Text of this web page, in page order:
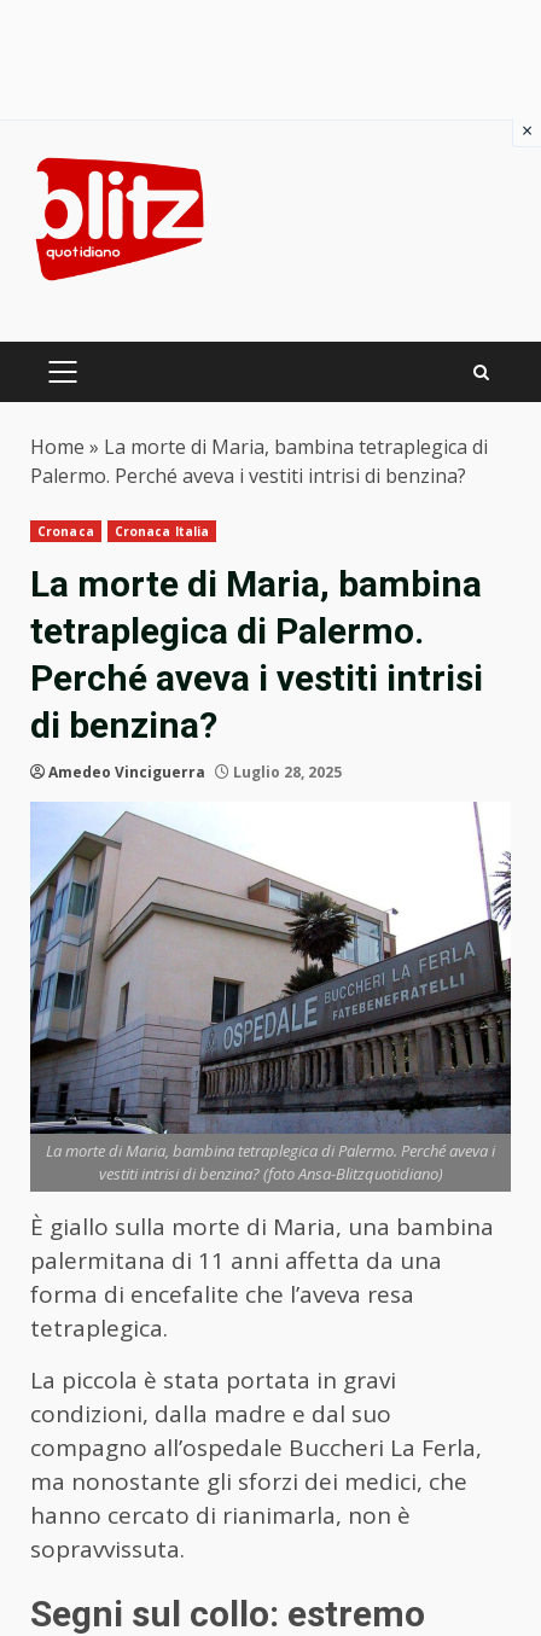
content
PRIMARY
Home » La morte di Maria, bambina tetraplegica di
Palermo. Perché aveva i vestiti intrisi di benzina?
Cronaca Cronaca Italia
La morte di Maria, bambina
tetraplegica di Palermo.
Perché aveva i vestiti intrisi
di benzina?
Amedeo Vinciguerra Luglio 28, 2025
La morte di Maria, bambina tetraplegica di Palermo. Perché aveva i
vestiti intrisi di benzina? (foto Ansa-Blitzquotidiano)
È giallo sulla morte di Maria, una bambina
palermitana di 11 anni affetta da una
forma di encefalite che l’aveva resa
tetraplegica.
La piccola è stata portata in gravi
condizioni, dalla madre e dal suo
compagno all’ospedale Buccheri La Ferla,
ma nonostante gli sforzi dei medici, che
hanno cercato di rianimarla, non è
sopravvissuta.
Segni sul collo: estremo
×